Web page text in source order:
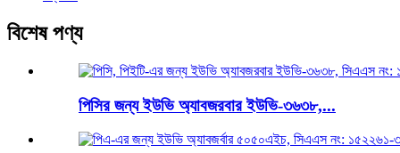
বিশেষ পণ্য
পিসির জন্য ইউভি অ্যাবজরবার ইউভি-৩৬৩৮,...